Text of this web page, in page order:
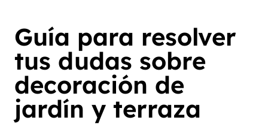
Guía para resolver
tus dudas sobre
decoración de
jardín y terraza